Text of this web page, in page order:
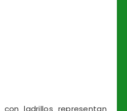
ladrillos representan